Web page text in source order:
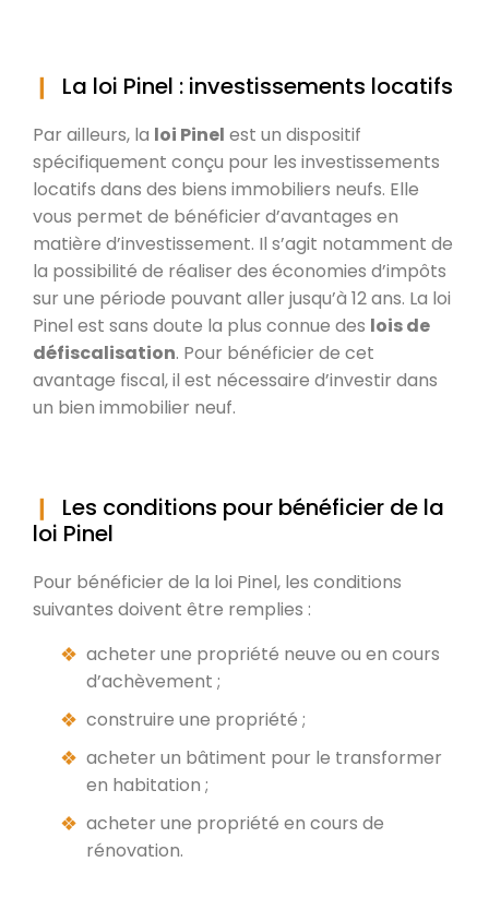
La loi Pinel : investissements locatifs
Par ailleurs, la loi Pinel est un dispositif
spécifiquement conçu pour les investissements
locatifs dans des biens immobiliers neufs. Elle
vous permet de bénéficier d’avantages en
matière d’investissement. Il s’agit notamment de
la possibilité de réaliser des économies d’impôts
sur une période pouvant aller jusqu’à 12 ans. La loi
Pinel est sans doute la plus connue des lois de
défiscalisation. Pour bénéficier de cet
avantage fiscal, il est nécessaire d’investir dans
un bien immobilier neuf.
Les conditions pour bénéficier de la
loi Pinel
Pour bénéficier de la loi Pinel, les conditions
suivantes doivent être remplies :
acheter une propriété neuve ou en cours
d’achèvement ;
construire une propriété ;
acheter un bâtiment pour le transformer
en habitation ;
acheter une propriété en cours de
rénovation.